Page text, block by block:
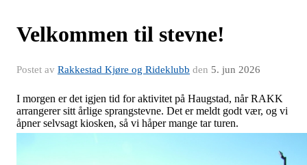
Velkommen til stevne!
Postet av Rakkestad Kjøre og Rideklubb den 5. jun 2026
I morgen er det igjen tid for aktivitet på Haugstad, når RAKK
arrangerer sitt årlige sprangstevne. Det er meldt godt vær, og vi
åpner selvsagt kiosken, så vi håper mange tar turen.